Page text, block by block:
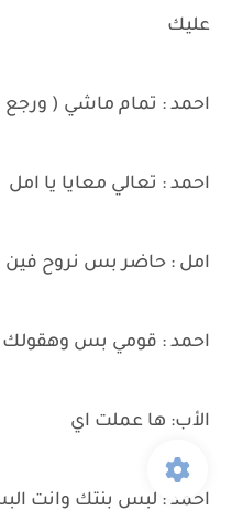
عليك
احمد : تمام ماشي ( ورجع
احمد : تعالي معايا يا امل
امل : حاضر بس نروح فين
احمد : قومي بس وهقولك
الأب: ها عملت اي
احمد : لبس بنتك وانت